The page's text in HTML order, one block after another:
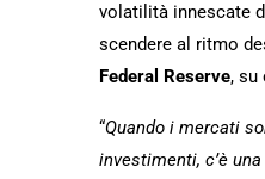
volatilità innescate
scendere al ritmo
Federal Reserve, su
“Quando i mercati
investimenti, c’è